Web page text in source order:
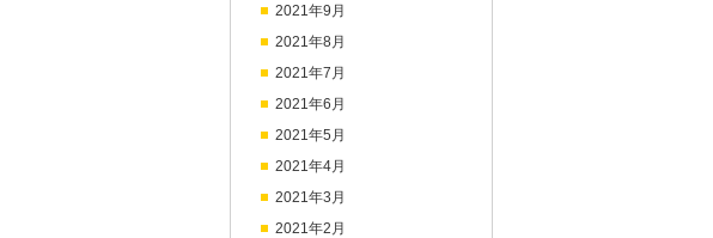
2021年9月
2021年8月
2021年7月
2021年6月
2021年5月
2021年4月
2021年3月
2021年2月